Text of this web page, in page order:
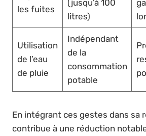
les fuites
(jusqu’à 100
litres)
Utilisation
de l’eau
de pluie
Indépendant
de la
consommation
potable
En intégrant ces gestes dans sa
contribue à une réduction